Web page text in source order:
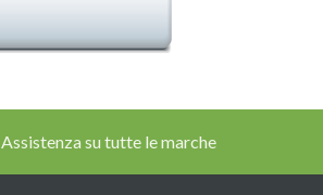
Assistenza su tutte le marche